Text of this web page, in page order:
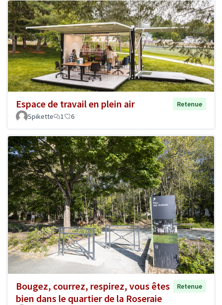
Espace de travail en plein air
Retenue
Spikette
1 6
Bougez, courrez, respirez, vous êtes
bien dans le quartier de la Roseraie
Retenue